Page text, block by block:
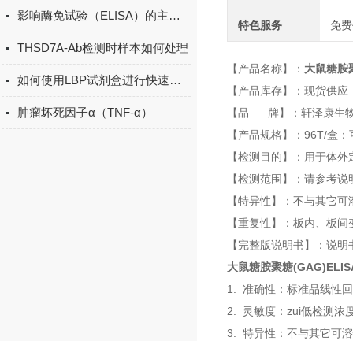
影响酶免试验（ELISA）的主要因素有哪些
THSD7A-Ab检测时样本如何处理
如何使用LBP试剂盒进行快速检测？
肿瘤坏死因子α（TNF-α）
特色服务 免
【产品名称】： 大鼠糖胺
【产品库存】：现货供应
【品 牌】：轩泽康生
【产品规格】：96T/盒
【检测目的】：用于体
【检测范围】：请参考
【特异性】：不与其它
【重复性】：板内、板
【完整版说明书】：说
大鼠糖胺聚糖
1. 准确性：标准品线性
2. 灵敏度：zui低检测浓
3. 特异性：不与其它可